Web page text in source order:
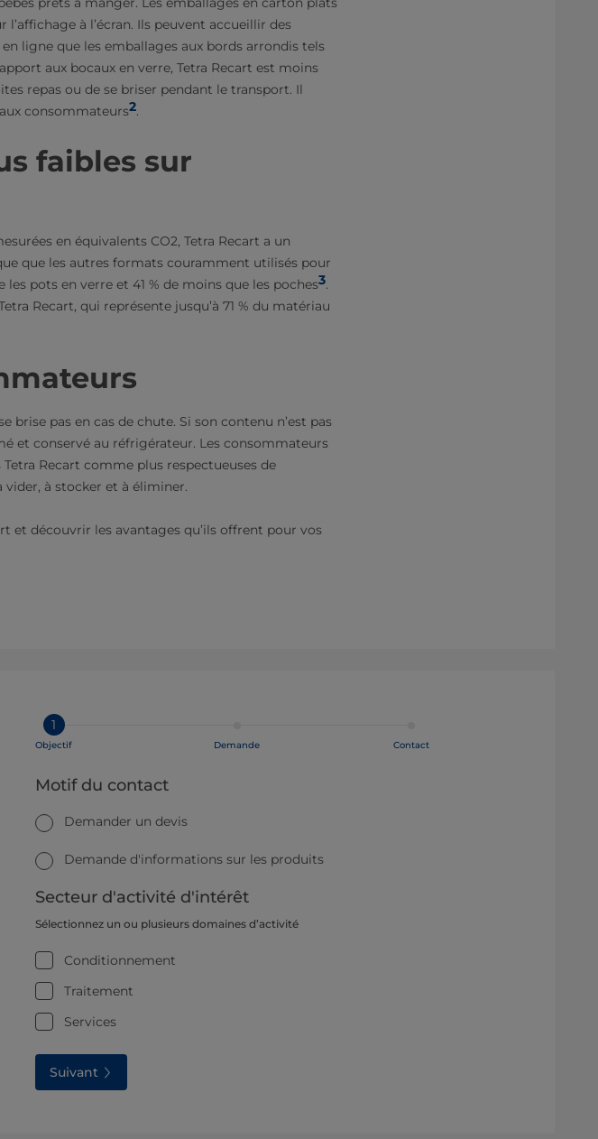
à l’écran. Ils peuvent accueillir des
ligne que les emballages aux bords arrondis tels
aux bocaux en verre, Tetra Recart est moins
repas ou de se briser pendant le transport. Il
consommateurs2.
faibles sur
en équivalents CO2, Tetra Recart a un
que les autres formats couramment utilisés pour
pots en verre et 41 % de moins que les poches3.
Recart, qui représente jusqu’à 71 % du matériau
brise pas en cas de chute. Si son contenu n’est pas
et conservé au réfrigérateur. Les consommateurs
Recart comme plus respectueuses de
vider, à stocker et à éliminer.
et découvrir les avantages qu’ils offrent pour vos
1
Objectif Demande Contact
Motif du contact
Demander un devis
Demande d'informations sur les produits
Secteur d'activité d'intérêt
Sélectionnez un ou plusieurs domaines d’activité
Conditionnement
Traitement
Services
Suivant